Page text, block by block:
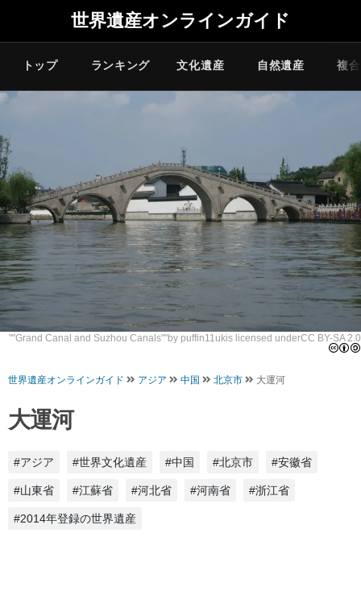
世界遺産オンラインガイド
トップ ランキング 文化遺産 自然遺産 複
""Grand Canal and Suzhou Canals""by puffin11ukis licensed underCC BY-SA 2.0
世界遺産オンラインガイド アジア 中国 北京市 大運河
大運河
#アジア #世界文化遺産 #中国 #北京市 #安徽省
#山東省 #江蘇省 #河北省 #河南省 #浙江省
#2014年登録の世界遺産